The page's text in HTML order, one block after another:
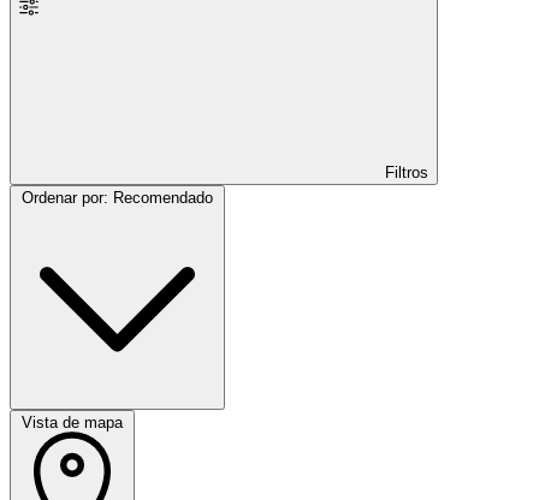
Filtros
Vista de mapa